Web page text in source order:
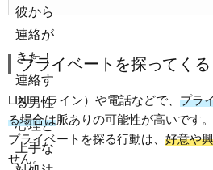
プライベートを探ってくる
LINE（ライン）や電話などで、 プラ
る場合は脈ありの可能性が高いです。
プライベートを探る行動は、 好意や
せん。